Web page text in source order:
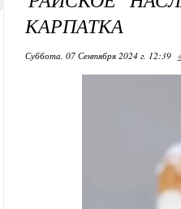
КАРПАТКА
Суббота, 07 Сентября 2024 г. 12:39